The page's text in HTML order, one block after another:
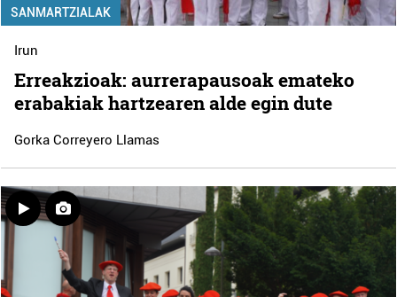
SANMARTZIALAK
Irun
Erreakzioak: aurrerapausoak emateko
erabakiak hartzearen alde egin dute
Gorka Correyero Llamas